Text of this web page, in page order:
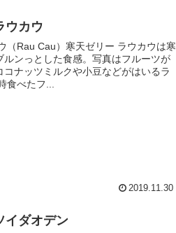
ウカウ
（Rau Cau）寒天ゼリー ラウカウは寒
ンっとした食感。写真はフルーツが
ナッツミルクや小豆などがはいるラ
食べたフ...
2019.11.30
イダオデン